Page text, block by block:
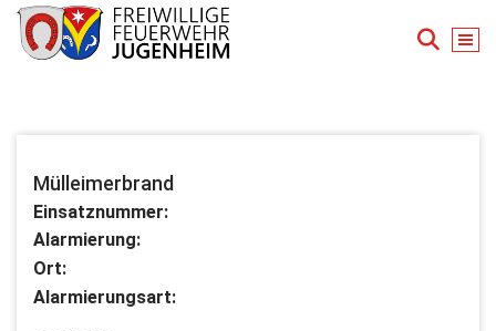
Zum
Inhalt
springen
Mülleimerbrand
Einsatznummer:
Alarmierung:
Ort:
Alarmierungsart: